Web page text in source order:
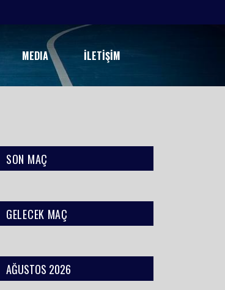
MEDIA İLETIŞIM
SON MAÇ
GELECEK MAÇ
AĞUSTOS 2026